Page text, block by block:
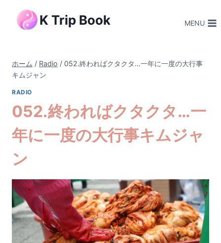
K Trip Book MENU
ホーム / Radio / 052.終わればクタクタ…一年に一度の大行事
キムジャン
RADIO
052.終わればクタクタ…一
年に一度の大行事キムジャ
ン